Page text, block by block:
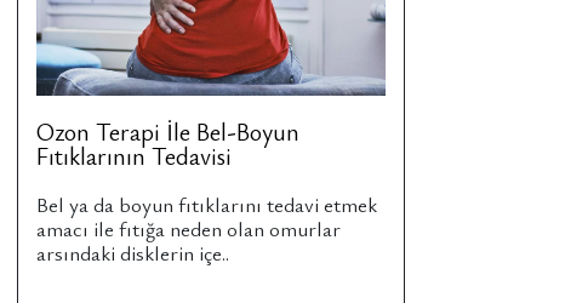
Ozon Terapi İle Bel-Boyun
Fıtıklarının Tedavisi
Bel ya da boyun fıtıklarını tedavi etmek
amacı ile fıtığa neden olan omurlar
arsındaki disklerin içe..